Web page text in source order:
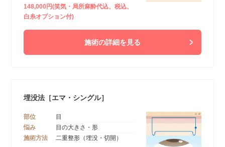
148,000円(笑気・局所麻酔代込、税込、
白糸オプション付)
施術の詳細を見る
埋没法［エマ・シングル］
部位
目
悩み
目の大きさ・形
施術方法
二重整形（埋没・切開）